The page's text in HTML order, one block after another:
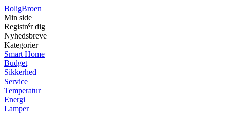
BoligBroen
Min side
Registrér dig
Nyhedsbreve
Kategorier
Smart Home
Budget
Sikkerhed
Service
Temperatur
Energi
Lamper